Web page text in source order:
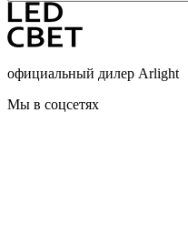
официальный дилер Arlight
Мы в соцсетях